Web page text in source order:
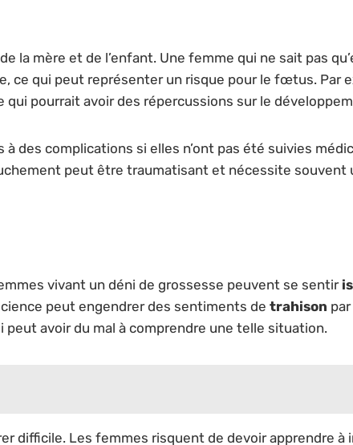
la mère et de l’enfant. Une femme qui ne sait pas
ce qui peut représenter un risque pour le fœtus. Par
pourrait avoir des répercussions sur le
des complications si elles n’ont pas été suivies
peut être traumatisant et nécessite souvent
vivant un déni de grossesse peuvent se sentir
peut engendrer des sentiments de trahison
avoir du mal à comprendre une telle situation.
difficile. Les femmes risquent de devoir apprendre